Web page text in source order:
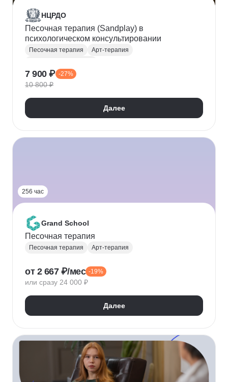
НЦРДО
Песочная терапия (Sandplay) в
психологическом консультировании
Песочная терапия
Арт-терапия
7 900 ₽ -27%
10 800 ₽
Далее
256 час
Grand School
Песочная терапия
Песочная терапия Арт-терапия
от 2 667 ₽/мес -19%
или сразу 24 000 ₽
Далее